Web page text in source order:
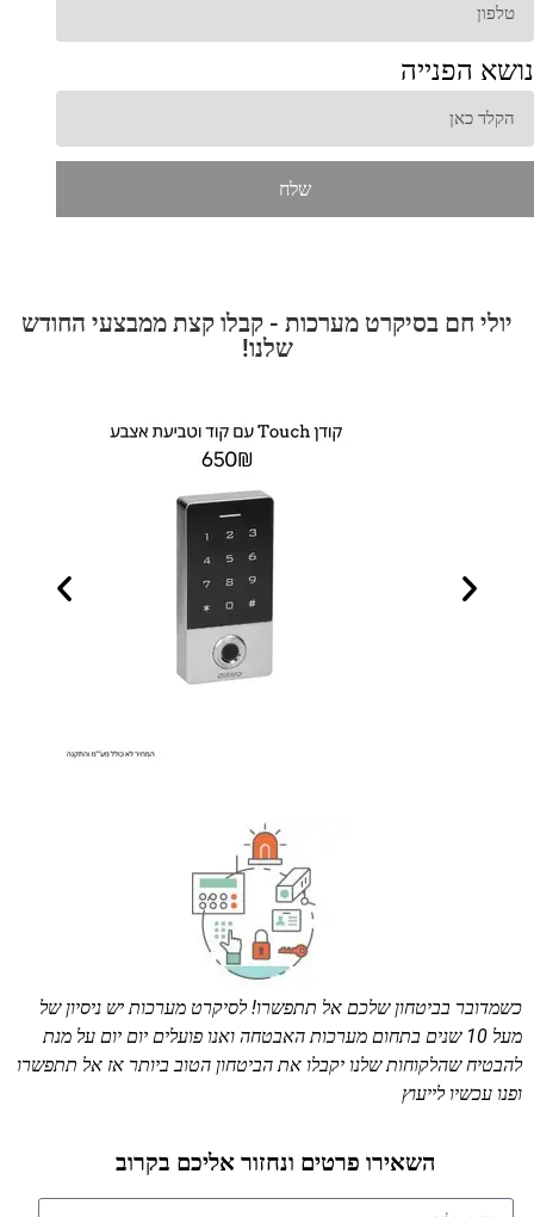
נושא הפנייה
שלח
יולי חם בסיקרט מערכות - קבלו קצת ממבצעי החודש
שלנו!
כשמדובר בביטחון שלכם אל תתפשרו! לסיקרט מערכות יש ניסיון של
מעל 10 שנים בתחום מערכות האבטחה ואנו פועלים יום יום על מנת
להבטיח שהלקוחות שלנו יקבלו את הביטחון הטוב ביותר אז אל תתפשרו
ופנו עכשיו לייעוץ
השאירו פרטים ונחזור אליכם בקרוב